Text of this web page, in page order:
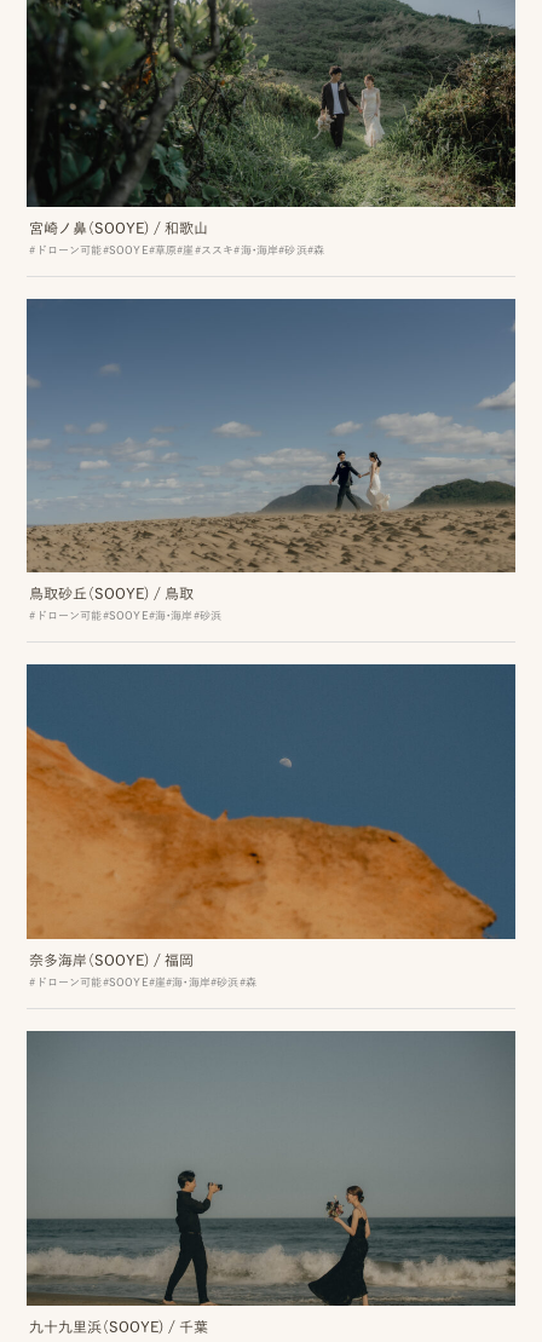
結婚式/披露宴の撮影
エンドロールムービー
結婚式/披露宴のムービー
ドキュメンタリー動画
常
ッ
スナップ撮影
真
家族の記念写真
iliy
わんこと家族の記念写真
wanoneclip
例
ル
を
ピ
宮崎ノ鼻（SOOYE) / 和歌山
#ドローン可能#SOOYE#草原#崖 #ススキ#海・海岸#砂浜#森
鳥取砂丘（SOOYE) / 鳥取
#ドローン可能#SOOYE#海・海岸 #砂浜
奈多海岸（SOOYE) /福岡
#ドローン可能#SOOYE#崖#海・海岸#砂浜 #森
九十九里浜（SOOYE) / 千葉